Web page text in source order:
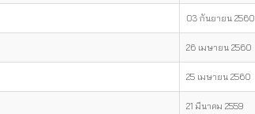
03 กันยายน 2560
26 เมษายน 2560
25 เมษายน 2560
21 มีนาคม 2559